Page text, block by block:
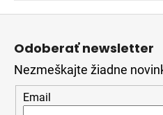
Odoberať newsletter
Nezmeškajte žiadne
Email